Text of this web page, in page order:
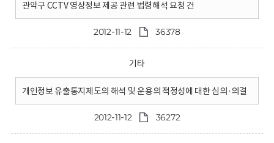
관악구 CCTV 영상정보 제공 관련 법령해석 요청 건
2012-11-12 36378
기타
개인정보 유출통지제도의 해석 및 운용의 적정성에 대한 심의·의결
2012-11-12 36272